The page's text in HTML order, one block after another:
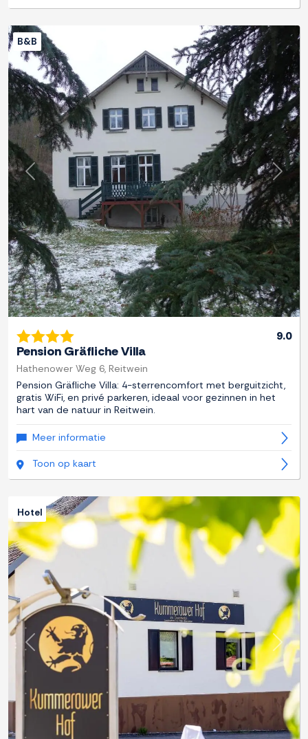
Previous Next
B&B
9.0
Pension Gräfliche Villa
Hathenower Weg 6, Reitwein
Pension Gräfliche Villa: 4-sterrencomfort met berguitzicht,
gratis WiFi, en privé parkeren, ideaal voor gezinnen in het
hart van de natuur in Reitwein.
Meer informatie
Toon op kaart
Previous Next
Hotel